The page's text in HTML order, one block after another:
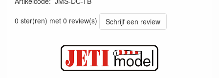
0 ster(ren) met 0 review(s)
Schrijf een review